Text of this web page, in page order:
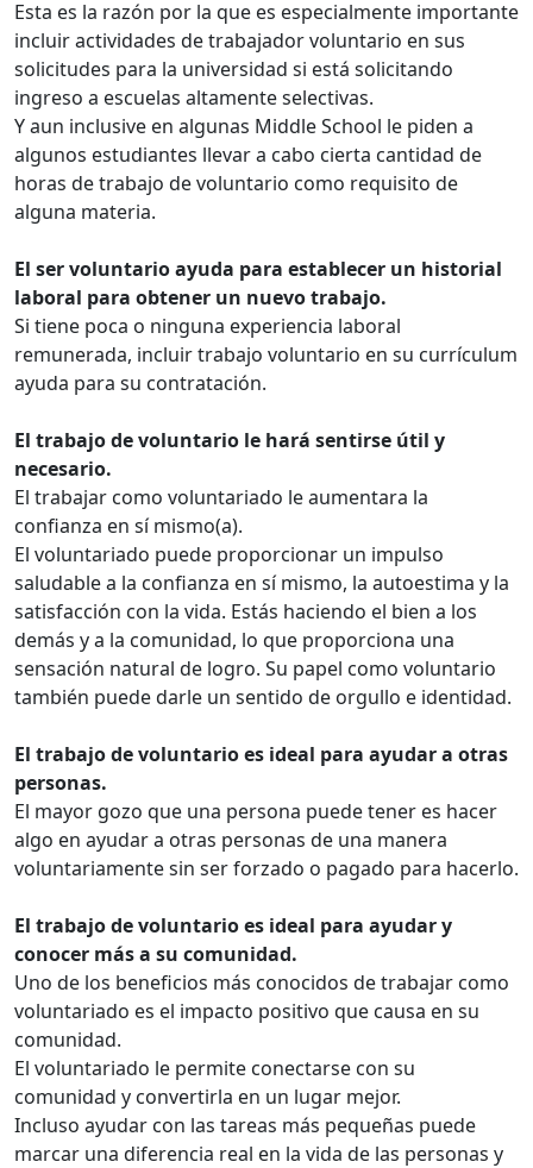
Esta es la razón por la que es especialmente importante
incluir actividades de trabajador voluntario en sus
solicitudes para la universidad si está solicitando
ingreso a escuelas altamente selectivas.
Y aun inclusive en algunas Middle School le piden a
algunos estudiantes llevar a cabo cierta cantidad de
horas de trabajo de voluntario como requisito de
alguna materia.
El ser voluntario ayuda para establecer un historial
laboral para obtener un nuevo trabajo.
Si tiene poca o ninguna experiencia laboral
remunerada, incluir trabajo voluntario en su currículum
ayuda para su contratación.
El trabajo de voluntario le hará sentirse útil y
necesario.
El trabajar como voluntariado le aumentara la
confianza en sí mismo(a).
El voluntariado puede proporcionar un impulso
saludable a la confianza en sí mismo, la autoestima y la
satisfacción con la vida. Estás haciendo el bien a los
demás y a la comunidad, lo que proporciona una
sensación natural de logro. Su papel como voluntario
también puede darle un sentido de orgullo e identidad.
El trabajo de voluntario es ideal para ayudar a otras
personas.
El mayor gozo que una persona puede tener es hacer
algo en ayudar a otras personas de una manera
voluntariamente sin ser forzado o pagado para hacerlo.
El trabajo de voluntario es ideal para ayudar y
conocer más a su comunidad.
Uno de los beneficios más conocidos de trabajar como
voluntariado es el impacto positivo que causa en su
comunidad.
El voluntariado le permite conectarse con su
comunidad y convertirla en un lugar mejor.
Incluso ayudar con las tareas más pequeñas puede
marcar una diferencia real en la vida de las personas y